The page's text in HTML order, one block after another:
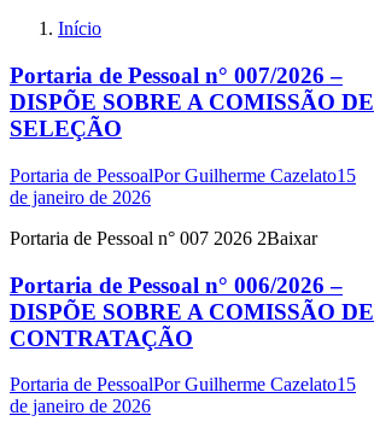
Início
Portaria de Pessoal n° 007/2026 –
DISPÕE SOBRE A COMISSÃO DE
SELEÇÃO
Portaria de PessoalPorGuilherme Cazelato15
de janeiro de 2026
Portaria de Pessoal n° 007 2026 2Baixar
Portaria de Pessoal n° 006/2026 –
DISPÕE SOBRE A COMISSÃO DE
CONTRATAÇÃO
Portaria de PessoalPorGuilherme Cazelato15
de janeiro de 2026